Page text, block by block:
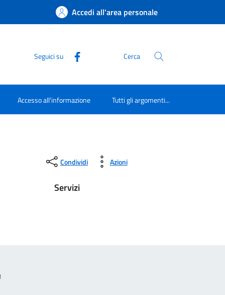
Accedi all'area personale
Seguici su Cerca
Accesso all'informazione Tutti gli argomenti...
Condividi Azioni
Servizi